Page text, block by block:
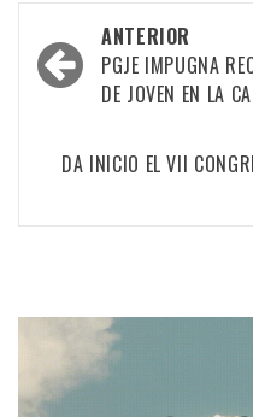
Navegación
por
entradas
ANTERIOR
PGJE IMPUGNA
DE JOVEN EN LA
DA INICIO EL VII